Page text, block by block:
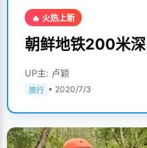
🔥 火热上新
朝鲜地铁200米
UP主: 卢颖
旅行 • 2020/7/3